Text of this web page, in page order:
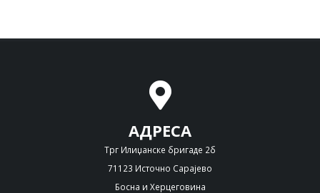
АДРЕСА
Трг Илиџанске бригаде 2б
71123 Источно Сарајево
Босна и Херцеговина